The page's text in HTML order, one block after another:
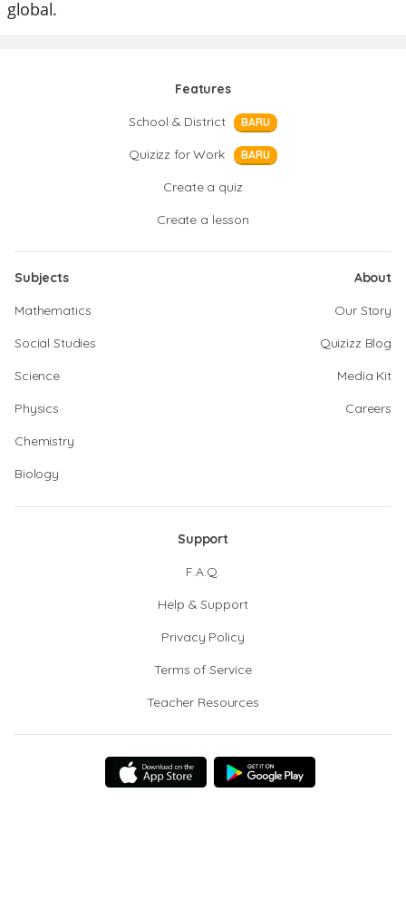
global.
Features
School & District
BARU
Quizizz for Work BARU
Create a quiz
Create a lesson
Subjects
Mathematics
Social Studies
Science
Physics
Chemistry
Biology
About
Our Story
Quizizz Blog
Media Kit
Careers
Support
F.A.Q.
Help & Support
Privacy Policy
Terms of Service
Teacher Resources